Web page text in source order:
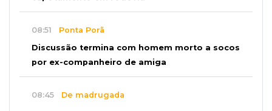
08:51 Ponta Porã
Discussão termina com homem morto a socos
por ex-companheiro de amiga
08:45 De madrugada